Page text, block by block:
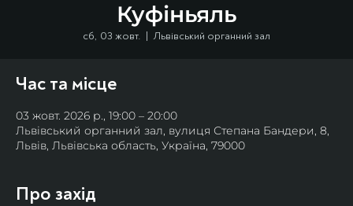
Куфіньяль
сб, 03 жовт.
  |
Львівський органний зал
Час та місце
03 жовт. 2026 р., 19:00 – 20:00
Львівський органний зал, вулиця Степана Бандери, 8,
Львів, Львівська область, Україна, 79000
Про захід